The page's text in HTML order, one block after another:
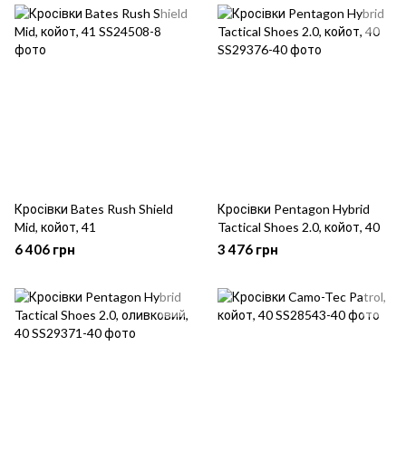
Кросівки Bates Rush Shield
Mid, койот, 41
6 406 грн
Кросівки Pentagon Hybrid
Tactical Shoes 2.0, койот, 40
3 476 грн